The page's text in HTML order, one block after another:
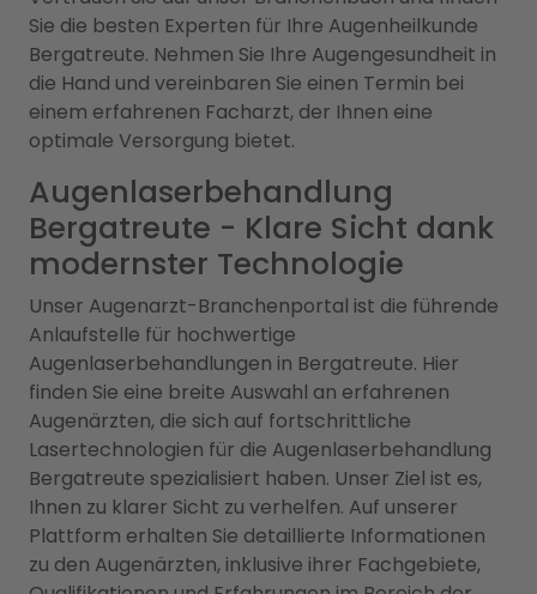
Sie die besten Experten für Ihre Augenheilkunde
Bergatreute. Nehmen Sie Ihre Augengesundheit in
die Hand und vereinbaren Sie einen Termin bei
einem erfahrenen Facharzt, der Ihnen eine
optimale Versorgung bietet.
Augenlaserbehandlung
Bergatreute - Klare Sicht dank
modernster Technologie
Unser Augenarzt-Branchenportal ist die führende
Anlaufstelle für hochwertige
Augenlaserbehandlungen in Bergatreute. Hier
finden Sie eine breite Auswahl an erfahrenen
Augenärzten, die sich auf fortschrittliche
Lasertechnologien für die Augenlaserbehandlung
Bergatreute spezialisiert haben. Unser Ziel ist es,
Ihnen zu klarer Sicht zu verhelfen. Auf unserer
Plattform erhalten Sie detaillierte Informationen
zu den Augenärzten, inklusive ihrer Fachgebiete,